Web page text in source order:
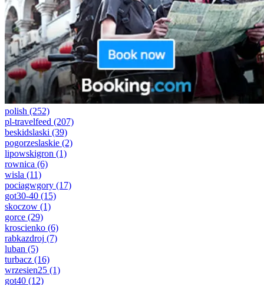
polish (252)
pl-travelfeed (207)
beskidslaski (39)
pogorzeslaskie (2)
lipowskigron (1)
rownica (6)
wisla (11)
pociagwgory (17)
got30-40 (15)
skoczow (1)
gorce (29)
kroscienko (6)
rabkazdroj (7)
luban (5)
turbacz (16)
wrzesien25 (1)
got40 (12)